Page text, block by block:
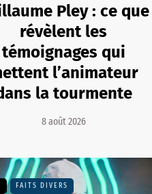
Pley : ce que
révèlent les
témoignages qui
l’animateur
la tourmente
8 août 2026
FAITS DIVERS